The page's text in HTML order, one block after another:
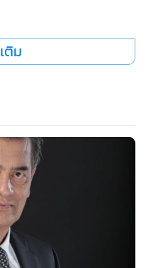
ที่รอรับรู้รายได้ ณ สิ้น
บาท ที่จะทยอยรับรู้รายได้
รก่อสร้างรถไฟทางคู่ ช่วง
ร 72% 2) โครงการ
น้ำ-แม่แตง จ.เชียงใหม่
มคืบหน้าโครงการ 82%
กับโครงการรถไฟฟ้าสายสี
าร 1,261 ล้านบาท มีความ
านขยายถนนจาก 2 เลนเป็น
คร มูลค่าโครงการ 755
ติม